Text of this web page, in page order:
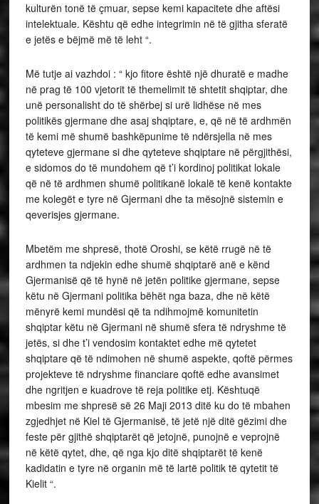
kulturën tonë të çmuar, sepse kemi kapacitete dhe aftësi
intelektuale. Kështu që edhe integrimin në të gjitha sferatë
e jetës e bëjmë më të leht “.
Më tutje ai vazhdoi : “ kjo fitore është një dhuratë e madhe
në prag të 100 vjetorit të themelimit të shtetit shqiptar, dhe
unë personalisht do të shërbej si urë lidhëse në mes
politikës gjermane dhe asaj shqiptare, e, që në të ardhmën
të kemi më shumë bashkëpunime të ndërsjella në mes
qyteteve gjermane si dhe qyteteve shqiptare në përgjithësi,
e sidomos do të mundohem që t’i kordinoj politikat lokale
që në të ardhmen shumë politikanë lokalë të kenë kontakte
me kolegët e tyre në Gjermani dhe ta mësojnë sistemin e
qeverisjes gjermane.
Mbetëm me shpresë, thotë Oroshi, se këtë rrugë në të
ardhmen ta ndjekin edhe shumë shqiptarë anë e kënd
Gjermanisë që të hynë në jetën politike gjermane, sepse
këtu në Gjermani politika bëhët nga baza, dhe në këtë
mënyrë kemi mundësi që ta ndihmojmë komunitetin
shqiptar këtu në Gjermani në shumë sfera të ndryshme të
jetës, si dhe t’i vendosim kontaktet edhe më qytetet
shqiptare që të ndimohen në shumë aspekte, qoftë përmes
projekteve të ndryshme financiare qoftë edhe avansimet
dhe ngritjen e kuadrove të reja politike etj. Kështuqë
mbesim me shpresë së 26 Maji 2013 ditë ku do të mbahen
zgjedhjet në Kiel të Gjermanisë, të jetë një ditë gëzimi dhe
feste për gjithë shqiptarët që jetojnë, punojnë e veprojnë
në këtë qytet, dhe, që nga kjo ditë shqiptarët të kenë
kadidatin e tyre në organin më të lartë politik të qytetit të
Kielit “.